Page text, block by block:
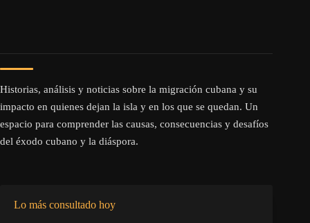
Historias, análisis y noticias sobre la migración cubana y su
impacto en quienes dejan la isla y en los que se quedan. Un
espacio para comprender las causas, consecuencias y desafíos
del éxodo cubano y la diáspora.
Lo más consultado hoy